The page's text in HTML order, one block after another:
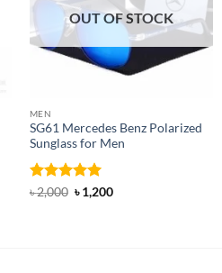
OUT OF STOCK
MEN
SG61 Mercedes Benz Polarized
Sunglass for Men
Rated 5
৳2,000 Original
price
৳1,200Current